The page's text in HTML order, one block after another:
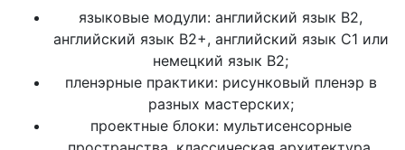
языковые модули: английский язык B2,
английский язык B2+, английский язык C1 или
немецкий язык B2;
пленэрные практики: рисунковый пленэр в
разных мастерских;
проектные блоки: мультисенсорные